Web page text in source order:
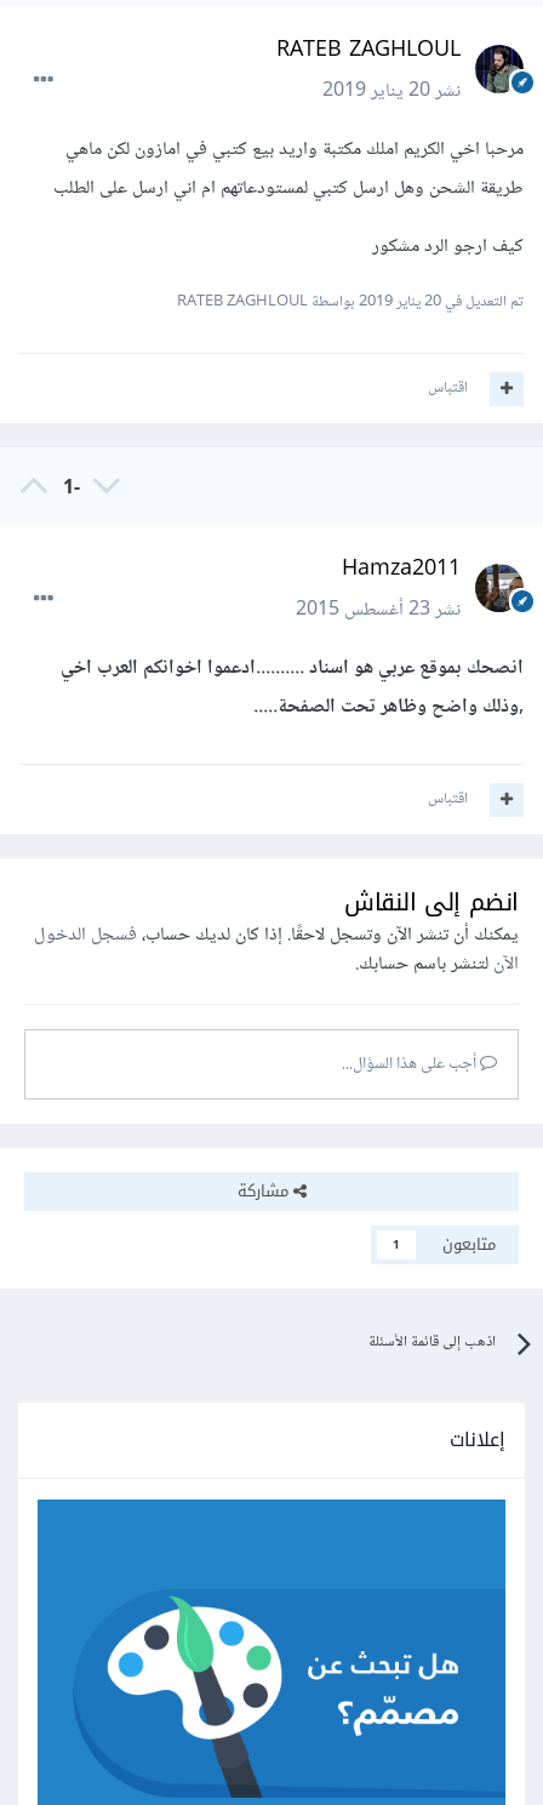
RATEB ZAGHLOUL
نشر20 يناير 2019
مرحبا اخي الكريم املك مكتبة واريد بيع كتبي في امازون لكن ماهي
طريقة الشحن وهل ارسل كتبي لمستودعاتهم ام اني ارسل على الطلب
كيف ارجو الرد مشكور
تم التعديل في20 يناير 2019 بواسطة RATEB ZAGHLOUL
اقتباس
-1
Hamza2011
نشر23 أغسطس 2015
انصحك بموقع عربي هو اسناد ..........ادعموا اخوانكم العرب اخي
,وذلك واضح وظاهر تحت الصفحة.....
اقتباس
انضم إلى النقاش
يمكنك أن تنشر الآن وتسجل لاحقًا. إذا كان لديك حساب،فسجل الدخول
الآنلتنشر باسم حسابك.
أجب على هذا السؤال...
مشاركة
متابعون
1
اذهب إلى قائمة الأسئلة
إعلانات